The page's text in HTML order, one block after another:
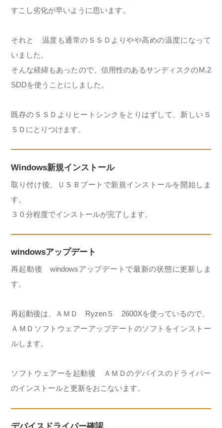
すこし劣化が早いように思います。
それと 温度も通常のＳＳＤよりやや高めの温度になって
いました。
そんな経緯もあったので、信用性のあるサンディスクのM.2
SDDを使うことにしました。
既存のＳＳＤよりヒートシンクをとりはずして、新しいＳ
ＳＤにとりつけます。
Windows新規インストール
取り付け後、ＵＳＢブートで新規インストールを開始しま
す。
３０分程度でインストールが完了します。
windowsアップデート
再起動後 windowsアップデートで最新の状態に更新しま
す。
再起動後は、ＡＭＤ Ryzen５ 2600Xを使っているので、
ＡＭＤソフトウェアーアップデートのソフトをインストー
ルします。
ソフトウェアーを起動後 ＡＭＤのデバイスのドライバー
のインストールと更新をおこないます。